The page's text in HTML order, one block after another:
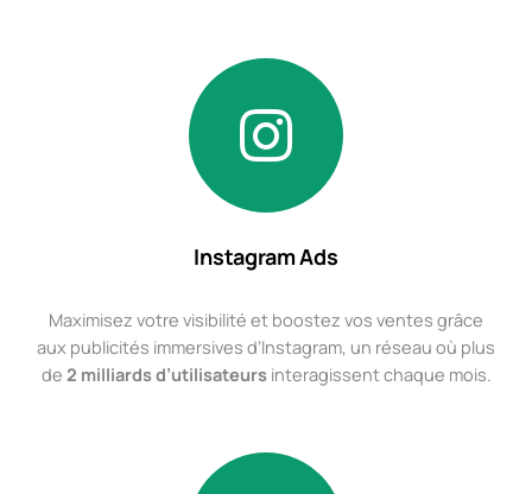
Instagram Ads
Maximisez votre visibilité et boostez vos ventes grâce
aux publicités immersives d’Instagram, un réseau où plus
de 2 milliards d’utilisateursinteragissent chaque mois.